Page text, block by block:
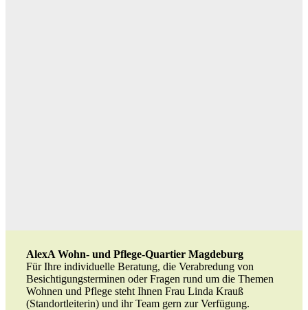
AlexA Wohn- und Pflege-Quartier Magdeburg
Für Ihre individuelle Beratung, die Verabredung von
Besichtigungsterminen oder Fragen rund um die Themen
Wohnen und Pflege steht Ihnen Frau Linda Krauß
(Standortleiterin) und ihr Team gern zur Verfügung.